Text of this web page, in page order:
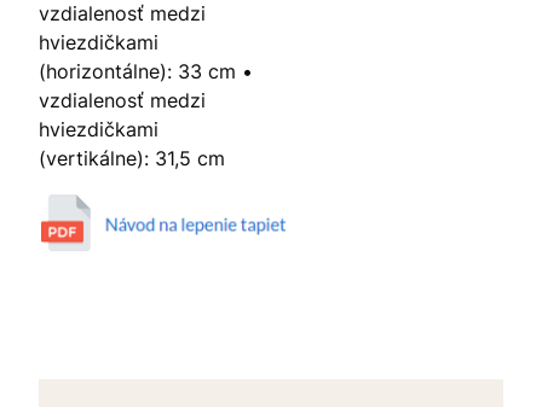
vzdialenosť medzi
hviezdičkami
(horizontálne): 33 cm •
vzdialenosť medzi
hviezdičkami
(vertikálne): 31,5 cm